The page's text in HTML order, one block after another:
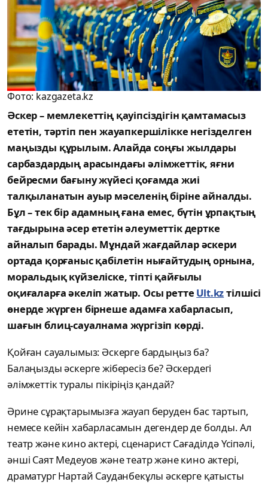
Фото: kazgazeta.kz
Әскер – мемлекеттің қауіпсіздігін қамтамасыз
ететін, тәртіп пен жауапкершілікке негізделген
маңызды құрылым. Алайда соңғы жылдары
сарбаздардың арасындағы әлімжеттік, яғни
бейресми бағыну жүйесі қоғамда жиі
талқыланатын ауыр мәселенің біріне айналды.
Бұл – тек бір адамның ғана емес, бүтін ұрпақтың
тағдырына әсер ететін әлеуметтік дертке
айналып барады. Мұндай жағдайлар әскери
ортада қорғаныс қабілетін нығайтудың орнына,
моральдық күйзеліске, тіпті қайғылы
оқиғаларға әкеліп жатыр. Осы ретте Ult.kzтілшісі
өнерде жүрген бірнеше адамға хабарласып,
шағын блиц-сауалнама жүргізіп көрді.
Қойған сауалымыз: Әскерге бардыңыз ба?
Балаңызды әскерге жібересіз бе? Әскердегі
әлімжеттік туралы пікіріңіз қандай?
Әрине сұрақтарымызға жауап беруден бас тартып,
немесе кейін хабарласамын дегендер де болды. Ал
театр және кино актері, сценарист Сағаділдә Үсіпәлі,
әнші Саят Медеуов және театр және кино актері,
драматург Нартай Сауданбекұлы әскерге қатысты